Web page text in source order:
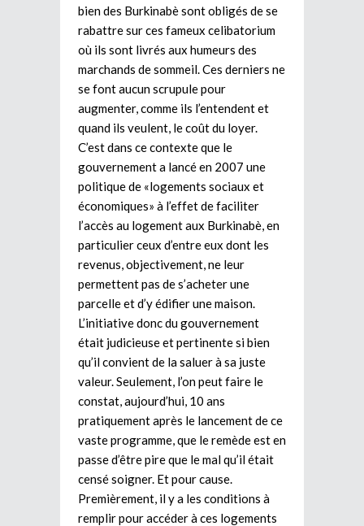
bien des Burkinabè sont obligés de se
rabattre sur ces fameux celibatorium
où ils sont livrés aux humeurs des
marchands de sommeil. Ces derniers ne
se font aucun scrupule pour
augmenter, comme ils l’entendent et
quand ils veulent, le coût du loyer.
C’est dans ce contexte que le
gouvernement a lancé en 2007 une
politique de «logements sociaux et
économiques» à l’effet de faciliter
l’accès au logement aux Burkinabè, en
particulier ceux d’entre eux dont les
revenus, objectivement, ne leur
permettent pas de s’acheter une
parcelle et d’y édifier une maison.
L’initiative donc du gouvernement
était judicieuse et pertinente si bien
qu’il convient de la saluer à sa juste
valeur. Seulement, l’on peut faire le
constat, aujourd’hui, 10 ans
pratiquement après le lancement de ce
vaste programme, que le remède est en
passe d’être pire que le mal qu’il était
censé soigner. Et pour cause.
Premièrement, il y a les conditions à
remplir pour accéder à ces logements